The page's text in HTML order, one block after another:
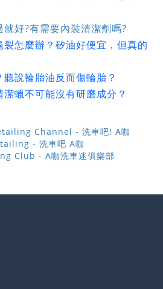
好?有需要內裝清潔劑嗎?
怎麼辦？矽油好便宜，但真的
說輪胎油反而傷輪胎？
蠟不可能沒有研磨成分？
Channel - 洗車吧! A咖
- 洗車吧 A咖
Club - A咖洗車迷俱樂部